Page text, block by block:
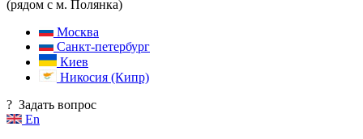
(рядом с м. Полянка)
Москва
Санкт-петербург
Киев
Никосия (Кипр)
? Задать вопрос
En